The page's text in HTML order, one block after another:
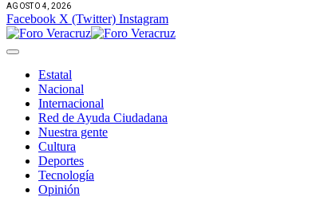
AGOSTO 4, 2026
Facebook X (Twitter) Instagram
Estatal
Nacional
Internacional
Red de Ayuda Ciudadana
Nuestra gente
Cultura
Deportes
Tecnología
Opinión